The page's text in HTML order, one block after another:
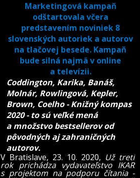
Marketingová kampaň
odštartovala včera
predstavením noviniek 8
slovenských autoriek a autorov
na tlačovej besede. Kampaň
bude silná najmä v online
a televízii.
Coddington, Karika, Banáš,
Molnár, Rowlingová, Kepler,
Brown, Coelho - Knižný kompas
2020 - to sú veľké mená
a množstvo bestsellerov od
pôvodných aj zahraničných
autorov.
V Bratislave, 23. 10. 2020, Už tretí
rok prichádza vydavateľstvo IKAR
s projektom na podporu čítania -